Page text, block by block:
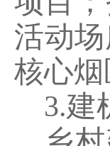
活动
核心
3.建